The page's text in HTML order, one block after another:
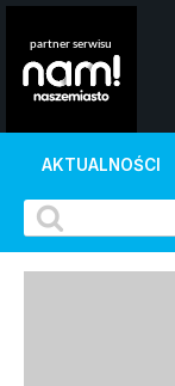
AKTUALNOŚCI